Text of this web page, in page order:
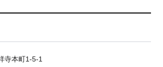
寺本町1-5-1